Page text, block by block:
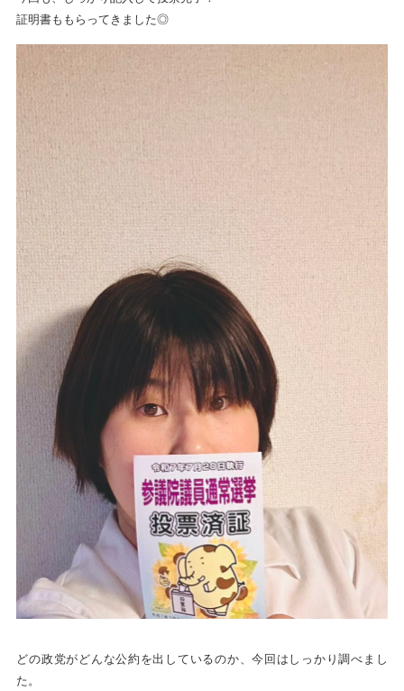
証明書ももらってきました◎
どの政党がどんな公約を出しているのか、今回はしっかり調べまし
た。